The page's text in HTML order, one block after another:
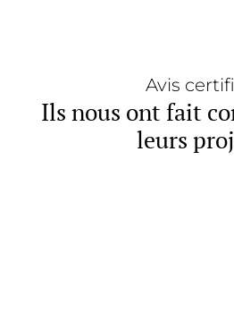
Avis
Ils nous ont fait
leurs